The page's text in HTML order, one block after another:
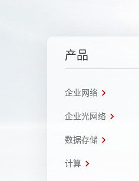
产品
企业网络
企业光网络
数据存储
计算